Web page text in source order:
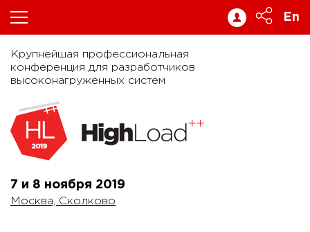
En
Крупнейшая профессиональная
конференция для разработчиков
высоконагруженных систем
7 и 8 ноября 2019
Москва, Сколково